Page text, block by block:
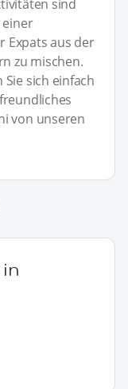
sind
einer
Expats aus der
zu mischen.
sich einfach
von unseren